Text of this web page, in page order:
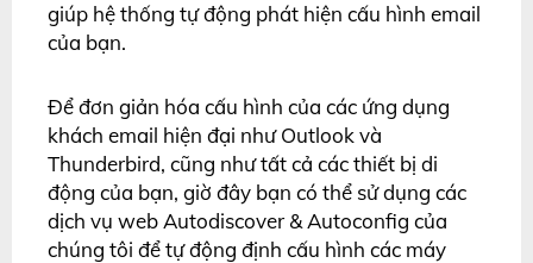
giúp hệ thống tự động phát hiện cấu hình email
của bạn.
Để đơn giản hóa cấu hình của các ứng dụng
khách email hiện đại như Outlook và
Thunderbird, cũng như tất cả các thiết bị di
động của bạn, giờ đây bạn có thể sử dụng các
dịch vụ web Autodiscover & Autoconfig của
chúng tôi để tự động định cấu hình các máy